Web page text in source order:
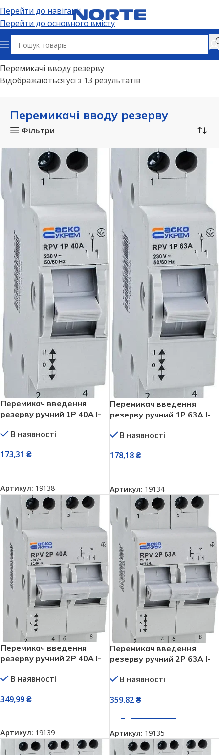
Перейти до навігації
Перейти до основного вмісту
Головна Електрощитове обладнання
Перемикачі вводу резерву
Відображаються усі з 13 результатів
Перемикачі вводу резерву
Фільтри
Перемикач введення
резерву ручний 1P 40A I-
A0010220003
В наявності
173,31 ₴
Артикул: 19138
Перемикач введення
резерву ручний 1P 63A I-
A0010220004
В наявності
178,18₴
Артикул: 19134
Перемикач введення
резерву ручний 2P 40A I-
A0010220005
В наявності
349,99₴
Артикул: 19139
Перемикач введення
резерву ручний 2P 63A I-
A0010220006
В наявності
359,82₴
Артикул: 19135